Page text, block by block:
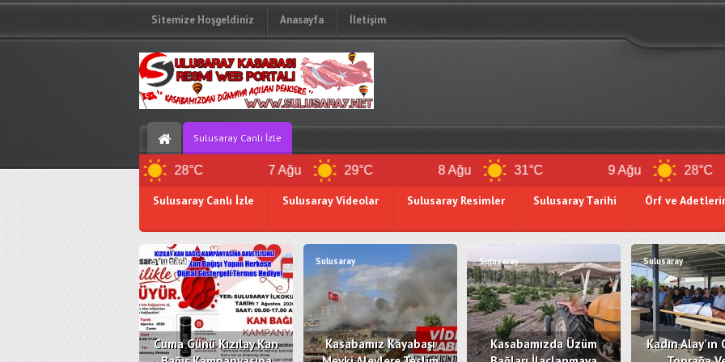
Sitemize Hoşgeldiniz Anasayfa İletişim
Sulusaray Canlı İzle
6 Ağu 28°C 29°C 31°C 28°C
Sulusaray Canlı İzle Sulusaray Videolar Sulusaray Resimler Sulusaray Tarihi Örf ve
Sulusaray Kan Bankası Z.Defteri
Sulusaray
Cuma Günü Kızılay Kan
Sulusaray
Kasabamız Kayabaşı
Sulusaray
Kasabamızda Üzüm
Sulusaray
Kadın Alay’ın